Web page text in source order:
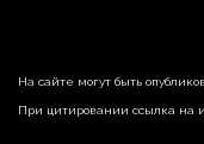
На сайте могут быть
При цитировании ссылка на